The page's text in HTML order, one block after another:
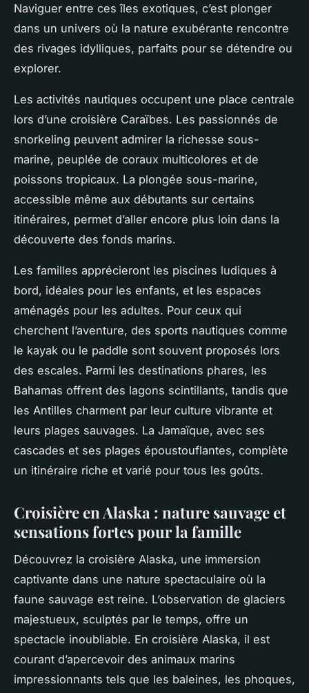
Naviguer entre ces îles exotiques, c’est plonger
dans un univers où la nature exubérante rencontre
des rivages idylliques, parfaits pour se détendre ou
explorer.
Les activités nautiques occupent une place centrale
lors d’une croisière Caraïbes. Les passionnés de
snorkeling peuvent admirer la richesse sous-
marine, peuplée de coraux multicolores et de
poissons tropicaux. La plongée sous-marine,
accessible même aux débutants sur certains
itinéraires, permet d’aller encore plus loin dans la
découverte des fonds marins.
Les familles apprécieront les piscines ludiques à
bord, idéales pour les enfants, et les espaces
aménagés pour les adultes. Pour ceux qui
cherchent l’aventure, des sports nautiques comme
le kayak ou le paddle sont souvent proposés lors
des escales. Parmi les destinations phares, les
Bahamas offrent des lagons scintillants, tandis que
les Antilles charment par leur culture vibrante et
leurs plages sauvages. La Jamaïque, avec ses
cascades et ses plages époustouflantes, complète
un itinéraire riche et varié pour tous les goûts.
Croisière en Alaska : nature sauvage et
sensations fortes pour la famille
Découvrez la croisière Alaska, une immersion
captivante dans une nature spectaculaire où la
faune sauvage est reine. L’observation de glaciers
majestueux, sculptés par le temps, offre un
spectacle inoubliable. En croisière Alaska, il est
courant d’apercevoir des animaux marins
impressionnants tels que les baleines, les phoques,